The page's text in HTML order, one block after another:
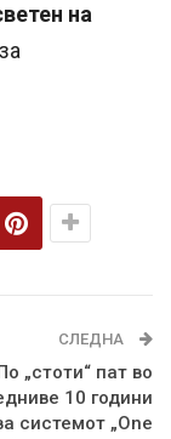
на
СЛЕДНА
„стоти“ пат во
10 години
системот „One